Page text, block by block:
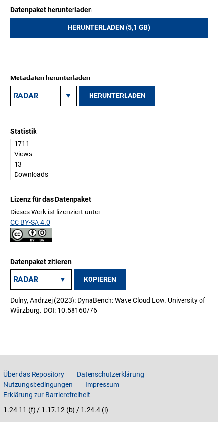
Datenpaket herunterladen
HERUNTERLADEN (5,1 GB)
Metadaten herunterladen
HERUNTERLADEN
Statistik
1711
Views
13
Downloads
Lizenz für das Datenpaket
Dieses Werk ist lizenziert unter
CC BY-SA 4.0
Datenpaket zitieren
KOPIEREN
Dulny, Andrzej (2023): DynaBench: Wave Cloud Low. University of
Würzburg. DOI: 10.58160/76
Über das Repository
Datenschutzerklärung
Nutzungsbedingungen
Impressum
Erklärung zur Barrierefreiheit
1.24.11 (f) / 1.17.12 (b) / 1.24.4 (i)